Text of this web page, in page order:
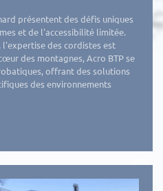
présentent des défis uniques
et de l'accessibilité limitée.
l'expertise des cordistes est
des montagnes, Acro BTP se
offrant des solutions
des environnements